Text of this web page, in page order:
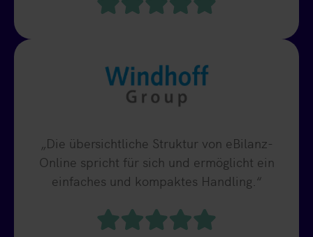
„Die übersichtliche Struktur von eBilanz-
Online spricht für sich und ermöglicht ein
einfaches und kompaktes Handling.“